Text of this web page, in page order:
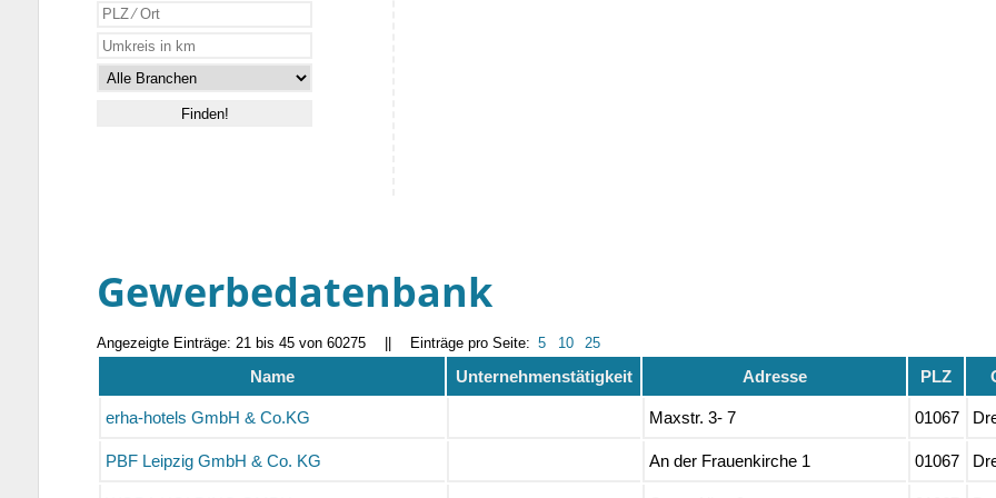
Gewerbedatenbank
Angezeigte Einträge: 21 bis 45 von 60275 Einträge pro Seite: 5 10 25
Name Unternehmenstätigkeit Adresse PLZ
erha-hotels GmbH & Co.KG Maxstr. 3- 7 01067
PBF Leipzig GmbH & Co. KG An der Frauenkirche 1 01067